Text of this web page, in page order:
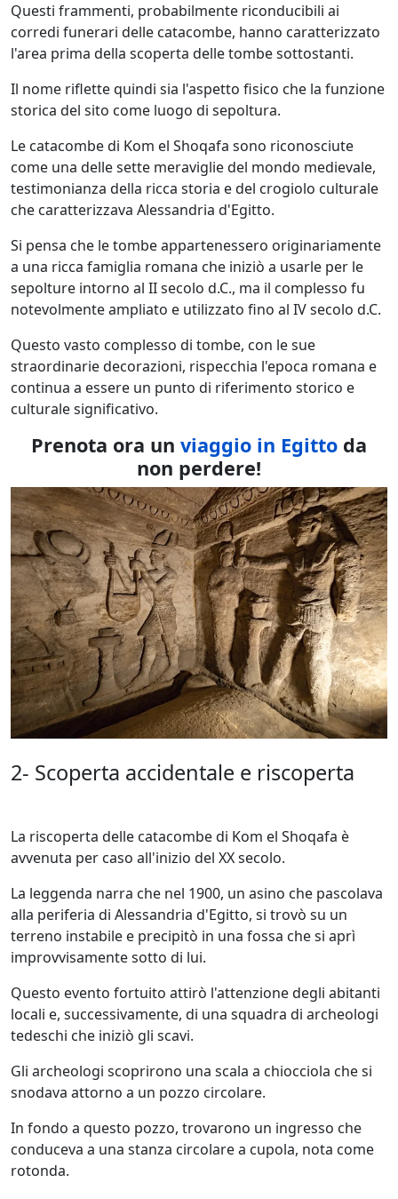
Questi frammenti, probabilmente riconducibili ai
corredi funerari delle catacombe, hanno caratterizzato
l'area prima della scoperta delle tombe sottostanti.
Il nome riflette quindi sia l'aspetto fisico che la funzione
storica del sito come luogo di sepoltura.
Le catacombe di Kom el Shoqafa sono riconosciute
come una delle sette meraviglie del mondo medievale,
testimonianza della ricca storia e del crogiolo culturale
che caratterizzava Alessandria d'Egitto.
Si pensa che le tombe appartenessero originariamente
a una ricca famiglia romana che iniziò a usarle per le
sepolture intorno al II secolo d.C., ma il complesso fu
notevolmente ampliato e utilizzato fino al IV secolo d.C.
Questo vasto complesso di tombe, con le sue
straordinarie decorazioni, rispecchia l'epoca romana e
continua a essere un punto di riferimento storico e
culturale significativo.
Prenota ora un viaggio in Egitto da
non perdere!
2- Scoperta accidentale e riscoperta
La riscoperta delle catacombe di Kom el Shoqafa è
avvenuta per caso all'inizio del XX secolo.
La leggenda narra che nel 1900, un asino che pascolava
alla periferia di Alessandria d'Egitto, si trovò su un
terreno instabile e precipitò in una fossa che si aprì
improvvisamente sotto di lui.
Questo evento fortuito attirò l'attenzione degli abitanti
locali e, successivamente, di una squadra di archeologi
tedeschi che iniziò gli scavi.
Gli archeologi scoprirono una scala a chiocciola che si
snodava attorno a un pozzo circolare.
In fondo a questo pozzo, trovarono un ingresso che
conduceva a una stanza circolare a cupola, nota come
rotonda.